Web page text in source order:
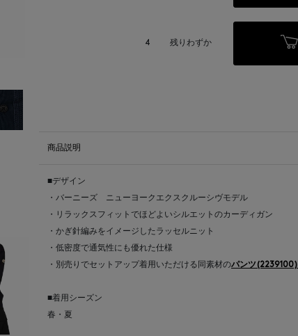
4 残りわずか
商品説明
■デザイン
・バーニーズ ニューヨークエクスクルーシヴモデル
・リラックスフィットでほどよいシルエットのカーディガン
・かぎ針編みをイメージしたラッセルニット
・低密度で通気性にも優れた仕様
・別売りでセットアップ着用いただける同素材のパンツ(2239100)
■着用シーズン
春・夏